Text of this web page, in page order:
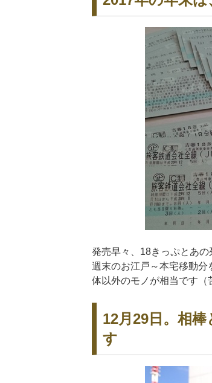
発売早々、18きっぷとあの
週末のお江戸～本宅移動分
体以外のモノが相当です（
12月29日。相
す